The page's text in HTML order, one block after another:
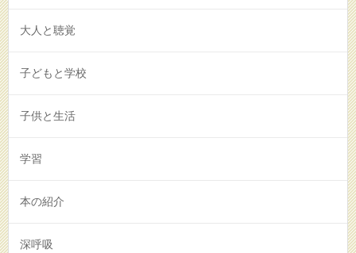
大人と聴覚
子どもと学校
子供と生活
学習
本の紹介
深呼吸